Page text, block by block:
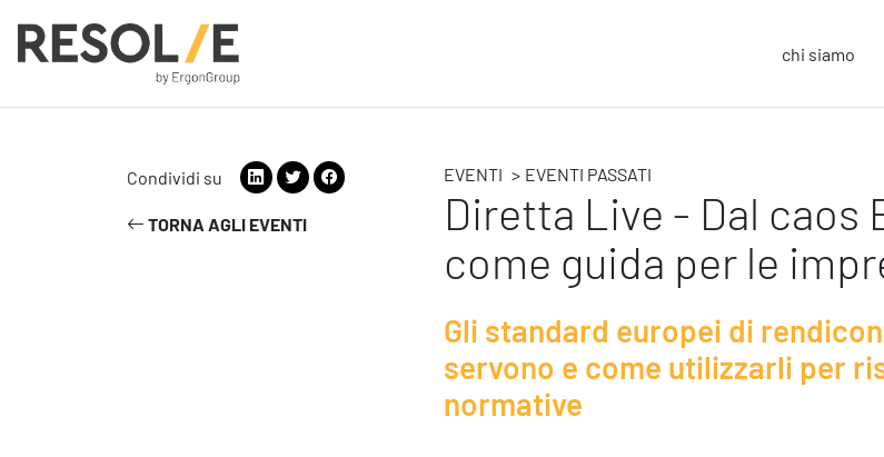
chi siamo
People
Employee Engagement
Strategy
Change Management
Business Process Improvement
People & Process
Finanza Strategica
231 Gestione Rischi
Condividi su
TORNA AGLI EVENTI
EVENTI EVENTI PASSATI
Diretta Live - Dal caos
come guida per le
Gli standard europei di
servono e come utilizzarli per
normative